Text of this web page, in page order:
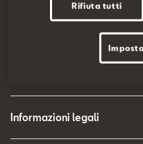
Business
SEAT Usato Certificato
Contatti
Informazioni legali
Rifiuta tutti